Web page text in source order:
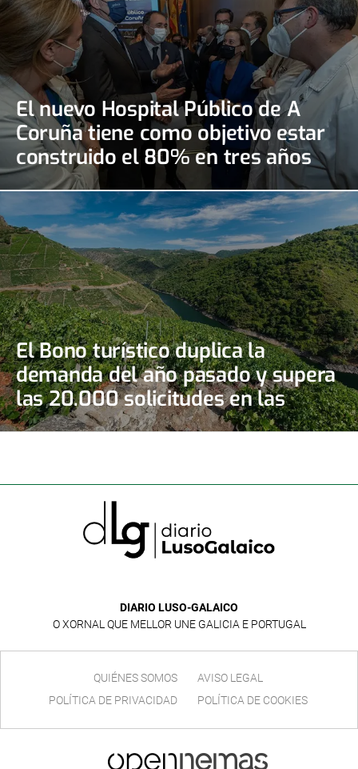
El nuevo Hospital Público de A
Coruña tiene como objetivo estar
construido el 80% en tres años
El Bono turístico duplica la
demanda del año pasado y supera
las 20.000 solicitudes en las
primeras doce horas
DIARIO LUSO-GALAICO
O XORNAL QUE MELLOR UNE GALICIA E PORTUGAL
QUIÉNES SOMOS
AVISO LEGAL
POLÍTICA DE PRIVACIDAD
POLÍTICA DE COOKIES